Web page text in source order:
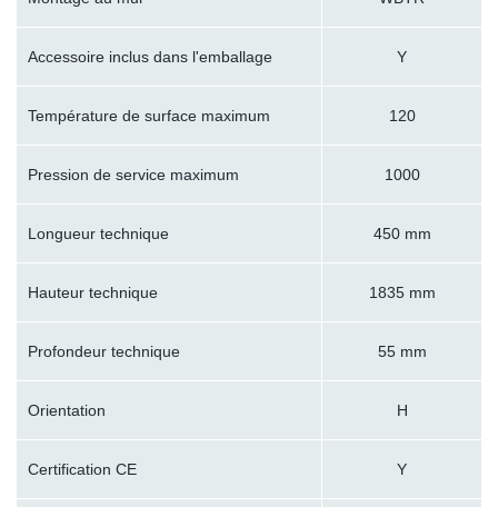
Accessoire inclus dans l'emballage Y
Température de surface maximum 120
Pression de service maximum 1000
Longueur technique 450 mm
Hauteur technique 1835 mm
Profondeur technique 55 mm
Orientation H
Certification CE Y